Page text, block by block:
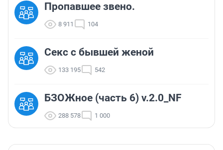
Пропавшее звено.
8 911 104
Секс с бывшей женой
133 195 542
БЗОЖное (часть 6) v.2.0_NF
288 578 1 000